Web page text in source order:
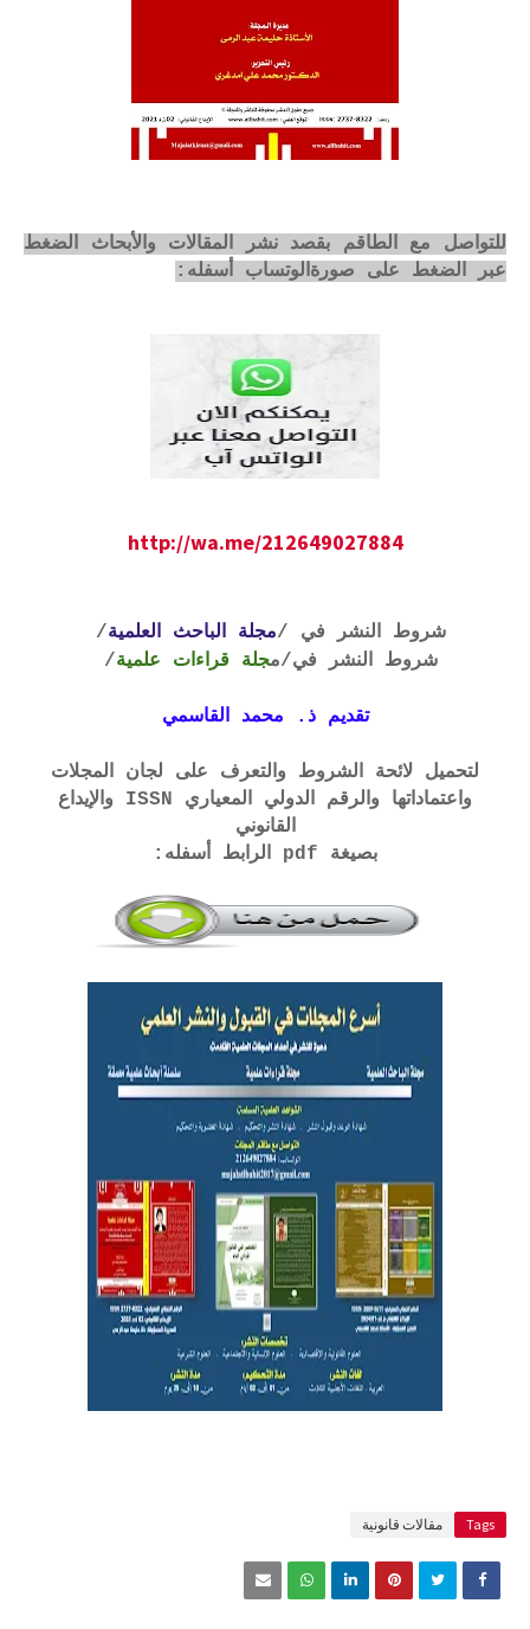
للتواصل مع الطاقم بقصد نشر المقالات والأبحاث الضغط
عبر الضغط على صورةالوتساب أسفله:
http://wa.me/212649027884
شروط النشر في /مجلة الباحث العلمية/
شروط النشر في/مجلة قراءات علمية/
تقديم ذ. محمد القاسمي
لتحميل لائحة الشروط والتعرف على لجان المجلات
واعتماداتها والرقم الدولي المعياري ISSN والإيداع
القانوني
بصيغة pdf الرابط أسفله:
Tags مقالات قانونية